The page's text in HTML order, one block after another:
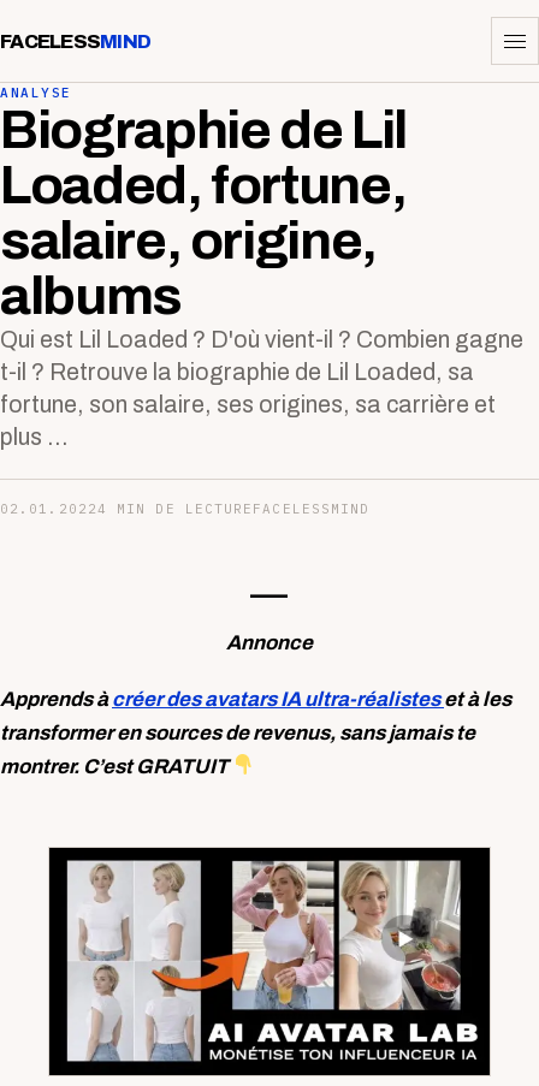
FACELESSMIND
ANALYSE
Biographie de Lil
Loaded, fortune,
salaire, origine,
albums
Qui est Lil Loaded ? D'où vient-il ? Combien gagne
t-il ? Retrouve la biographie de Lil Loaded, sa
fortune, son salaire, ses origines, sa carrière et
plus ...
02.01.20224 MIN DE LECTURE FACELESSMIND
—-
Annonce
Apprends àcréer des avatars IA ultra-réalisteset à les
transformer en sources de revenus, sans jamais te
montrer. C’est GRATUIT